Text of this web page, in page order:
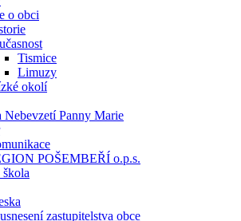
o obci
Tismice
Limuzy
okolí
Nebevzetí Panny Marie
POŠEMBEŘÍ o.p.s.
škola
zastupitelstva obce